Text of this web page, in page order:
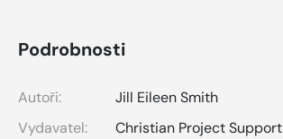
Podrobnosti
Autoři:
Jill Eileen Smith
Vydavatel:
Christian Project Support